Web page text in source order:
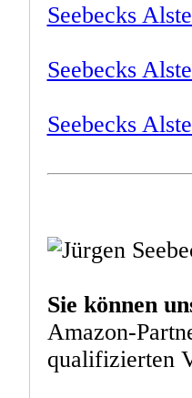
Seebecks
Seebecks
Seebecks
Sie können
Amazon-
qualifizierten